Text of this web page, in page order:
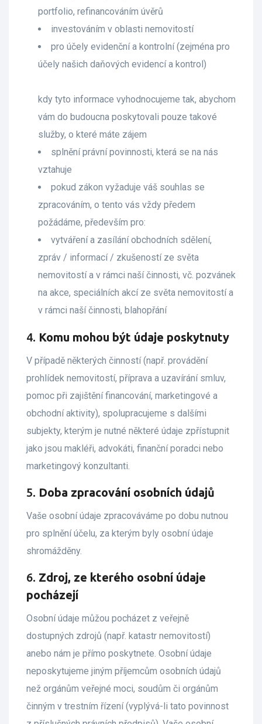
portfolio, refinancováním úvěrů
investováním v oblasti nemovitostí
pro účely evidenční a kontrolní (zejména pro
účely našich daňových evidencí a kontrol)
kdy tyto informace vyhodnocujeme tak, abychom
vám do budoucna poskytovali pouze takové
služby, o které máte zájem
splnění právní povinnosti, která se na nás
vztahuje
pokud zákon vyžaduje váš souhlas se
zpracováním, o tento vás vždy předem
požádáme, především pro:
vytváření a zasílání obchodních sdělení,
zpráv / informací / zkušeností ze světa
nemovitostí a v rámci naší činnosti, vč. pozvánek
na akce, speciálních akcí ze světa nemovitostí a
v rámci naší činnosti, blahopřání
4. Komu mohou být údaje poskytnuty
V případě některých činností (např. provádění
prohlídek nemovitostí, příprava a uzavírání smluv,
pomoc při zajištění financování, marketingové a
obchodní aktivity), spolupracujeme s dalšími
subjekty, kterým je nutné některé údaje zpřístupnit
jako jsou makléři, advokáti, finanční poradci nebo
marketingový konzultanti.
5. Doba zpracování osobních údajů
Vaše osobní údaje zpracováváme po dobu nutnou
pro splnění účelu, za kterým byly osobní údaje
shromážděny.
6. Zdroj, ze kterého osobní údaje
pocházejí
Osobní údaje můžou pocházet z veřejně
dostupných zdrojů (např. katastr nemovitostí)
anebo nám je přímo poskytnete. Osobní údaje
neposkytujeme jiným příjemcům osobních údajů
než orgánům veřejné moci, soudům či orgánům
činným v trestním řízení (vyplývá-li tato povinnost